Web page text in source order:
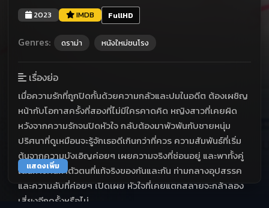
2023 IMDB FullHD
Genres: ดราม่า หนังใหม่ชนโรง
เรื่องย่อ
เมื่อความรักที่ถูกปิดกั้นด้วยความกลัวและปมในอดีต ต้องเผชิญ
หน้ากับโอกาสครั้งที่สองที่ไม่มีใครคาดคิด หญิงสาวที่เคยผิด
หวังจากความรักจนปิดหัวใจ กลับต้องมาพัวพันกับชายหนุ่ม
ปริศนาที่ดูเหมือนจะรู้จักเธอดีเกินกว่าที่ควร ความสัมพันธ์ที่เริ่ม
ต้นจากความบังเอิญค่อยๆ เผยความจริงที่ซ่อนอยู่ และพาทั้งคู่
เดินทางค้นหาตัวตนที่แท้จริงของกันและกัน ท่ามกลางอุปสรรค
และความลับที่ค่อยๆ เปิดเผย หัวใจที่เคยแตกสลายจะกล้าลอง
เสี่ยงอีกครั้งหรือไม่
แสดงเพิ่ม